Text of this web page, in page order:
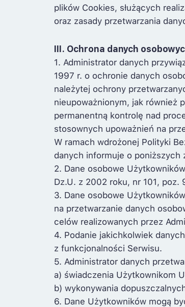
plików Cookies, służących
oraz zasady przetwarzania
III. Ochrona danych
1. Administrator danych
1997 r. o ochronie danych
należytej ochrony
nieupoważnionym, jak również
permanentną kontrolę nad
stosownych upoważnień na
W ramach wdrożonej Polityki
danych informuje o
2. Dane osobowe
Dz.U. z 2002 roku, nr 101, poz.
3. Dane osobowe
na przetwarzanie danych
celów realizowanych przez
4. Podanie jakichkolwiek
z funkcjonalności Serwisu.
5. Administrator danych
a) świadczenia Użytkownikom
b) wykonywania
6. Dane Użytkowników mogą